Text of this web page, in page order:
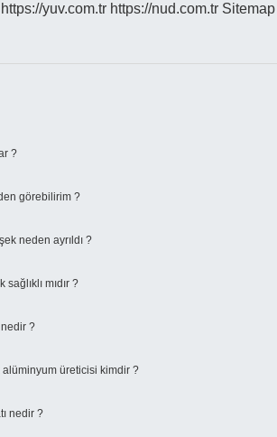
https://yuv.com.tr https://nud.com.tr Sitemap
?
görebilirim ?
neden ayrıldı ?
mıdır ?
?
alüminyum üreticisi kimdir ?
nedir ?